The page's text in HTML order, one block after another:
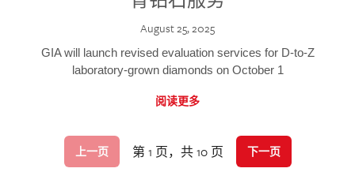
August 25, 2025
GIA will launch revised evaluation services for D-to-Z
laboratory-grown diamonds on October 1
阅读更多
上一页 第 1 页，共 10 页 下一页